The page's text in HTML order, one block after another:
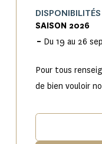
DISPONIBILITÉS
SAISON 2026
– Du 19 au 26
Pour tous
de bien vouloir